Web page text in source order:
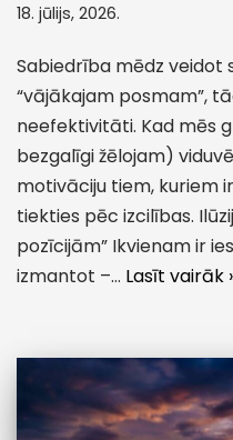
18. jūlijs, 2026.
Sabiedrība mēdz veidot
“vājākajam posmam”,
neefektivitāti. Kad mēs
bezgalīgi žēlojam)
motivāciju tiem, kuriem
tiekties pēc izcilības.
pozīcijām” Ikvienam ir
izmantot –… Lasīt vairāk